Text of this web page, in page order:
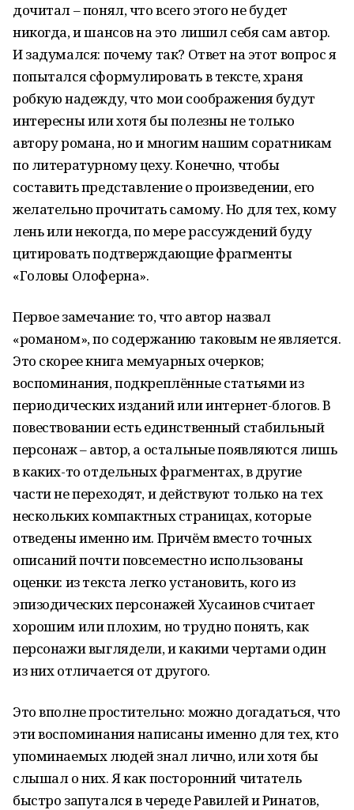
дочитал – понял, что всего этого не будет
никогда, и шансов на это лишил себя сам автор.
И задумался: почему так? Ответ на этот вопрос я
попытался сформулировать в тексте, храня
робкую надежду, что мои соображения будут
интересны или хотя бы полезны не только
автору романа, но и многим нашим соратникам
по литературному цеху. Конечно, чтобы
составить представление о произведении, его
желательно прочитать самому. Но для тех, кому
лень или некогда, по мере рассуждений буду
цитировать подтверждающие фрагменты
«Головы Олоферна».
Первое замечание: то, что автор назвал
«романом», по содержанию таковым не является.
Это скорее книга мемуарных очерков;
воспоминания, подкреплённые статьями из
периодических изданий или интернет-блогов. В
повествовании есть единственный стабильный
персонаж – автор, а остальные появляются лишь
в каких-то отдельных фрагментах, в другие
части не переходят, и действуют только на тех
нескольких компактных страницах, которые
отведены именно им. Причём вместо точных
описаний почти повсеместно использованы
оценки: из текста легко установить, кого из
эпизодических персонажей Хусаинов считает
хорошим или плохим, но трудно понять, как
персонажи выглядели, и какими чертами один
из них отличается от другого.
Это вполне простительно: можно догадаться, что
эти воспоминания написаны именно для тех, кто
упоминаемых людей знал лично, или хотя бы
слышал о них. Я как посторонний читатель
быстро запутался в череде Равилей и Ринатов,